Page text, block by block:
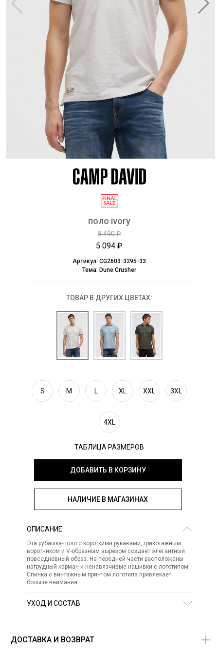
поло ivory
8 490 ₽
5 094 ₽
Артикул: CG2603-3295-33
Тема: Dune Crusher
ТОВАР В ДРУГИХ ЦВЕТАХ:
S M L XL XXL 3XL
4XL
ТАБЛИЦА РАЗМЕРОВ
ДОБАВИТЬ В КОРЗИНУ
НАЛИЧИЕ В МАГАЗИНАХ
ОПИСАНИЕ
Эта рубашка-поло с короткими рукавами, трикотажным
воротником и V-образным вырезом создает элегантный
повседневный образ. На передней части расположены
нагрудный карман и ненавязчивые нашивки с логотипом.
Спинка с винтажным принтом логотипа привлекает
больше внимания.
УХОД И СОСТАВ
ХИМИЧЕСКАЯ ЧИСТКА:
ДОСТАВКА И ВОЗВРАТ